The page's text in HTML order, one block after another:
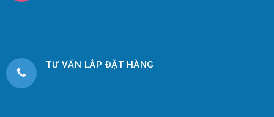
TƯ VẤN LẮP ĐẶT HÀNG